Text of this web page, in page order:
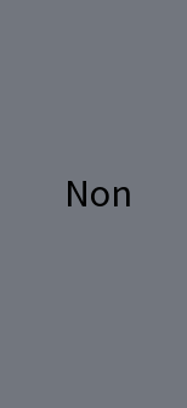
Non